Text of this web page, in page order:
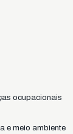
ocupacionais
e meio ambiente